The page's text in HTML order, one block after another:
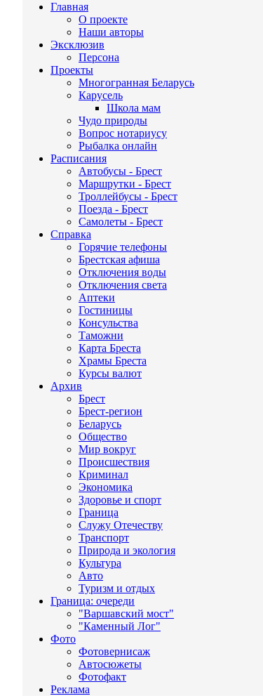
Главная
О проекте
Наши авторы
Эксклюзив
Персона
Проекты
Многогранная Беларусь
Карусель
Школа мам
Чудо природы
Вопрос нотариусу
Рыбалка онлайн
Расписания
Автобусы - Брест
Маршрутки - Брест
Троллейбусы - Брест
Поезда - Брест
Самолеты - Брест
Справка
Горячие телефоны
Брестская афиша
Отключения воды
Отключения света
Аптеки
Гостиницы
Консульства
Таможни
Карта Бреста
Храмы Бреста
Курсы валют
Архив
Брест
Брест-регион
Беларусь
Общество
Мир вокруг
Происшествия
Криминал
Экономика
Здоровье и спорт
Граница
Служу Отечеству
Транспорт
Природа и экология
Культура
Авто
Туризм и отдых
Граница: очереди
"Варшавский мост"
"Каменный Лог"
Фото
Фотовернисаж
Автосюжеты
Фотофакт
Реклама